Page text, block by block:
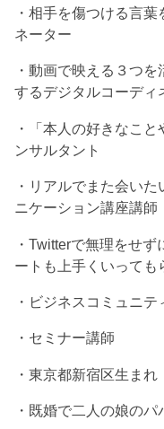
・相手を傷つける言
ネーター
・動画で映える３つ
するデジタルコーディ
・「本人の好きなこ
ンサルタント
・リアルでまた会い
ニケーション講座講師
・Twitterで無理をせ
ートも上手くいっても
・ビジネスコミュニ
・セミナー講師
・東京都新宿区生ま
・既婚で二人の娘のパ